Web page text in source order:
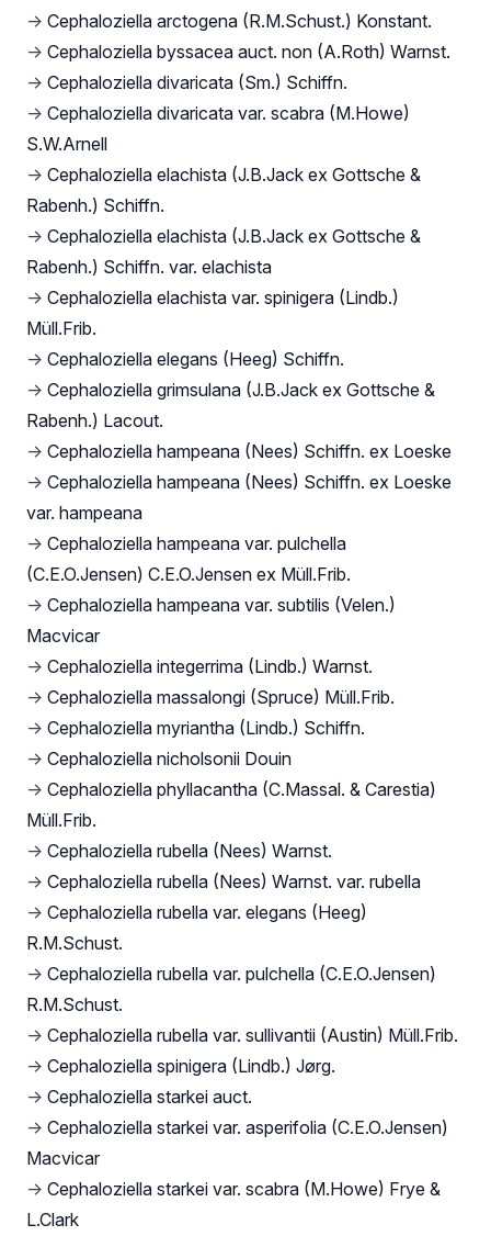
→ Cephaloziella arctogena (R.M.Schust.) Konstant.
→ Cephaloziella byssacea auct. non (A.Roth) Warnst.
→ Cephaloziella divaricata (Sm.) Schiffn.
→ Cephaloziella divaricata var. scabra (M.Howe)
S.W.Arnell
→ Cephaloziella elachista (J.B.Jack ex Gottsche &
Rabenh.) Schiffn.
→ Cephaloziella elachista (J.B.Jack ex Gottsche &
Rabenh.) Schiffn. var. elachista
→ Cephaloziella elachista var. spinigera (Lindb.)
Müll.Frib.
→ Cephaloziella elegans (Heeg) Schiffn.
→ Cephaloziella grimsulana (J.B.Jack ex Gottsche &
Rabenh.) Lacout.
→ Cephaloziella hampeana (Nees) Schiffn. ex Loeske
→ Cephaloziella hampeana (Nees) Schiffn. ex Loeske
var. hampeana
→ Cephaloziella hampeana var. pulchella
(C.E.O.Jensen) C.E.O.Jensen ex Müll.Frib.
→ Cephaloziella hampeana var. subtilis (Velen.)
Macvicar
→ Cephaloziella integerrima (Lindb.) Warnst.
→ Cephaloziella massalongi (Spruce) Müll.Frib.
→ Cephaloziella myriantha (Lindb.) Schiffn.
→ Cephaloziella nicholsonii Douin
→ Cephaloziella phyllacantha (C.Massal. & Carestia)
Müll.Frib.
→ Cephaloziella rubella (Nees) Warnst.
→ Cephaloziella rubella (Nees) Warnst. var. rubella
→ Cephaloziella rubella var. elegans (Heeg)
R.M.Schust.
→ Cephaloziella rubella var. pulchella (C.E.O.Jensen)
R.M.Schust.
→ Cephaloziella rubella var. sullivantii (Austin) Müll.Frib.
→ Cephaloziella spinigera (Lindb.) Jørg.
→ Cephaloziella starkei auct.
→ Cephaloziella starkei var. asperifolia (C.E.O.Jensen)
Macvicar
→ Cephaloziella starkei var. scabra (M.Howe) Frye &
L.Clark